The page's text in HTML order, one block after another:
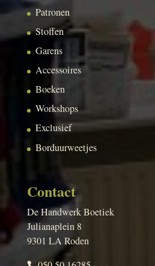
Patronen
Stoffen
Garens
Accessoires
Boeken
Workshops
Exclusief
Borduurweetjes
Contact
De Handwerk Boetiek
Julianaplein 8
9301 LA Roden